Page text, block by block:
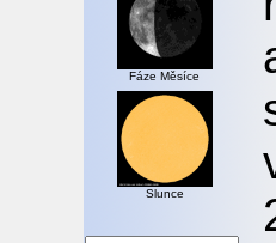
Fáze Měsíce
Slunce